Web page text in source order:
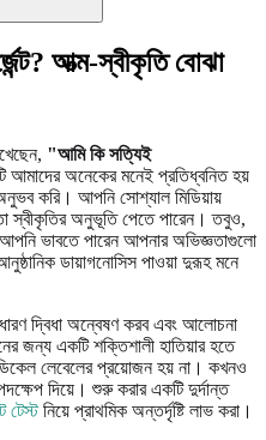
আত্ম-স্বীকৃতি বোঝা
"আমি কি সত্যিই
আমাদের অনেকের মনেই প্রতিধ্বনিত হয়
করি। আপনি সোশ্যাল মিডিয়ায়
স্বীকৃতির অনুভূতি পেতে পারেন। তবুও,
ভাবতে পারেন আপনার অভিজ্ঞতাগুলো
ডায়াগনোসিস পাওয়া দুরূহ মনে
দ্বিধা অন্বেষণ করব এবং আলোচনা
জন্য একটি শক্তিশালী হাতিয়ার হতে
লেবেলের প্রয়োজন হয় না। কখনও
দিয়ে। শুরু করার একটি দুর্দান্ত
টেস্টনিয়ে প্রাথমিক অন্তর্দৃষ্টি লাভ করা।